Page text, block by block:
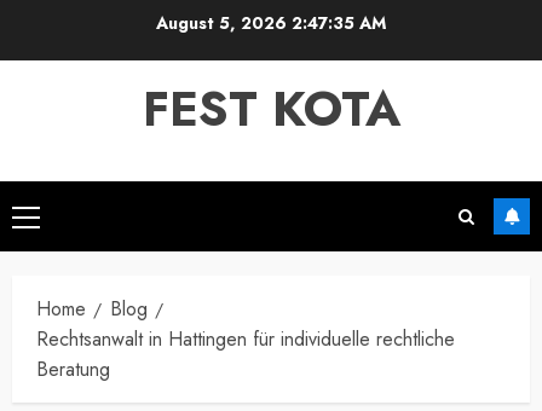
August 5, 2026 2:47:36 AM
FEST KOTA
Primary
Menu
Home
Blog
Rechtsanwalt in Hattingen für individuelle rechtliche
Beratung